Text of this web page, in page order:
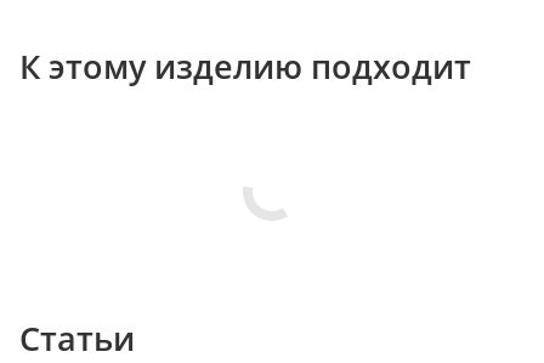
К этому изделию подходит
Статьи